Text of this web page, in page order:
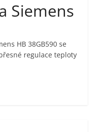
Siemens
HB 38GB590 se
regulace teploty